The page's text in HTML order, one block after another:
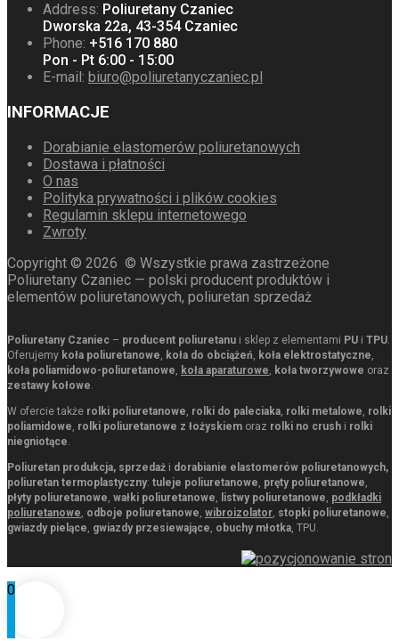
Address: Poliuretany Czaniec
Dworska 22a, 43-354 Czaniec
Phone: +516 170 880
Pon - Pt 6:00 - 15:00
E-mail: biuro@poliuretanyczaniec.pl
INFORMACJE
Dorabianie elastomerów poliuretanowych
Dostawa i płatności
O nas
Polityka prywatności i plików cookies
Regulamin sklepu internetowego
Zwroty
Copyright © 2026 © Wszystkie prawa zastrzeżone
Poliuretany Czaniec — polski producent produktów i
elementów poliuretanowych, poliuretan sprzedaż
Poliuretany Czaniec – producent poliuretanu i sklep z elementami PU i TPU
Oferujemy koła poliuretanowe koła do obciążeń koła elektrostatyczne
koła poliamidowo-poliuretanowe
koła aparaturowe koła tworzywowe oraz
zestawy kołowe
W ofercie także rolki poliuretanowe rolki do paleciaka rolki metalowe rolki
poliamidowe rolki poliuretanowe z łożyskiem oraz rolki no crush i rolki
niegniotące
Poliuretan produkcja, sprzedaż i dorabianie elastomerów poliuretanowych,
poliuretan termoplastyczny: tuleje poliuretanowe pręty poliuretanowe
płyty poliuretanowe wałki poliuretanowe listwy poliuretanowe podkładki
poliuretanowe odboje poliuretanowe wibroizolator stopki poliuretanowe
gwiazdy pielące gwiazdy przesiewające obuchy młotka , TPU.
0